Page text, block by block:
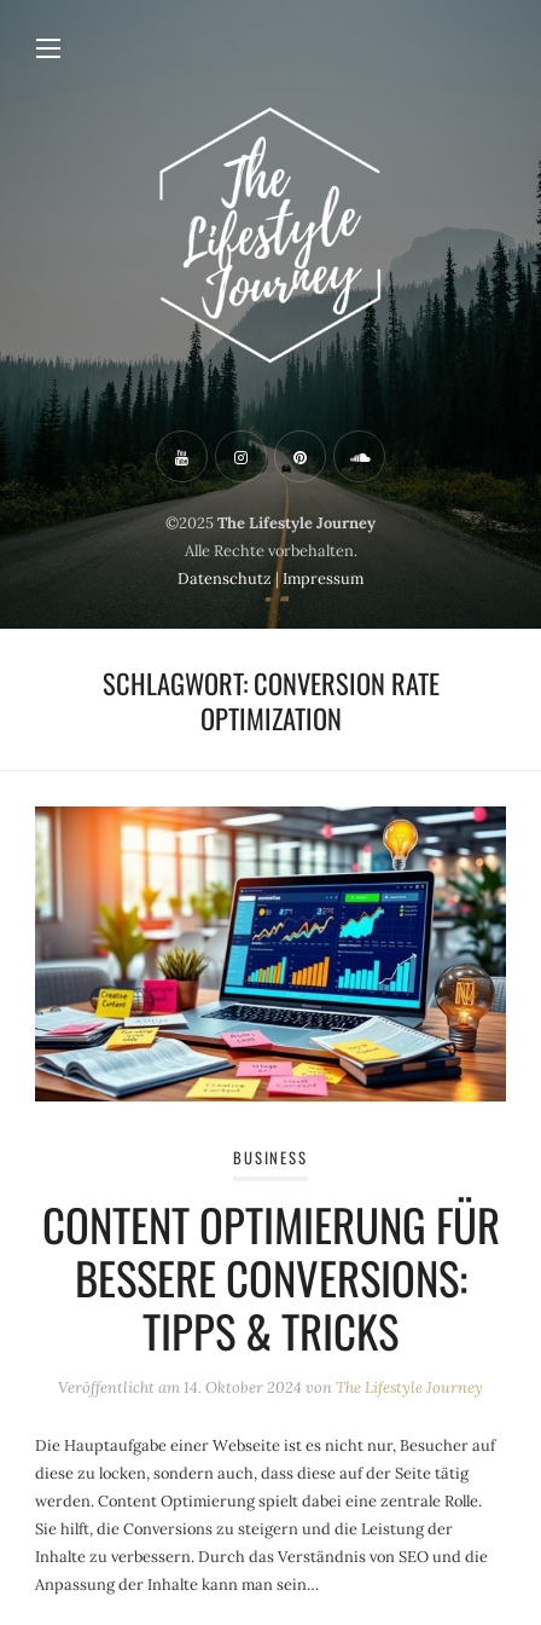
©2025The Lifestyle Journey
Alle Rechte vorbehalten.
Datenschutz|Impressum
SCHLAGWORT:CONVERSION RATE
OPTIMIZATION
BUSINESS
CONTENT OPTIMIERUNG FÜR
BESSERE CONVERSIONS:
TIPPS & TRICKS
Veröffentlicht am14. Oktober 2024 vonThe Lifestyle Journey
Die Hauptaufgabe einer Webseite ist es nicht nur, Besucher auf
diese zu locken, sondern auch, dass diese auf der Seite tätig
werden. Content Optimierung spielt dabei eine zentrale Rolle.
Sie hilft, die Conversions zu steigern und die Leistung der
Inhalte zu verbessern. Durch das Verständnis von SEO und die
Anpassung der Inhalte kann man sein…